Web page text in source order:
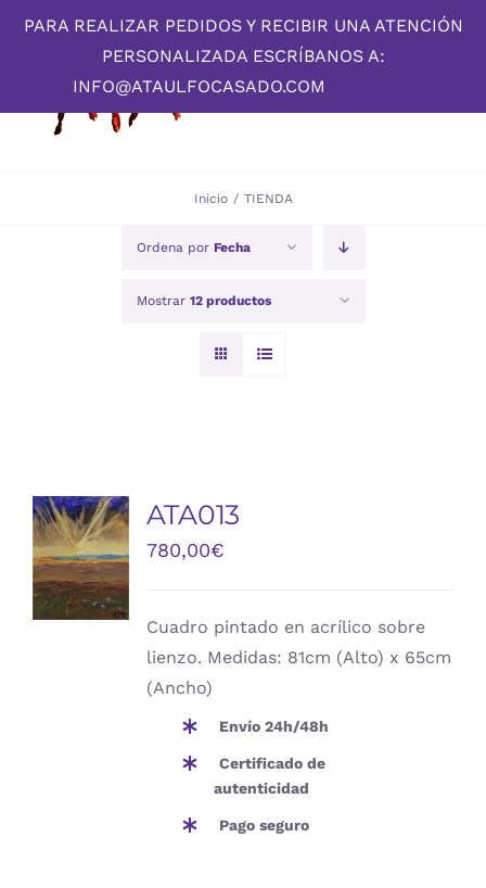
Inicio / TIENDA
Ordena por Fecha
Mostrar 12 productos
DETALLES
ATA013
780,00€
Cuadro pintado en acrílico sobre
lienzo. Medidas: 81cm (Alto) x 65cm
(Ancho)
Envío 24h/48h
Certificado de
autenticidad
Pago seguro
PARA REALIZAR PEDIDOS Y RECIBIR UNA ATENCIÓN
PERSONALIZADA ESCRÍBANOS A:
INFO@ATAULFOCASADO.COM